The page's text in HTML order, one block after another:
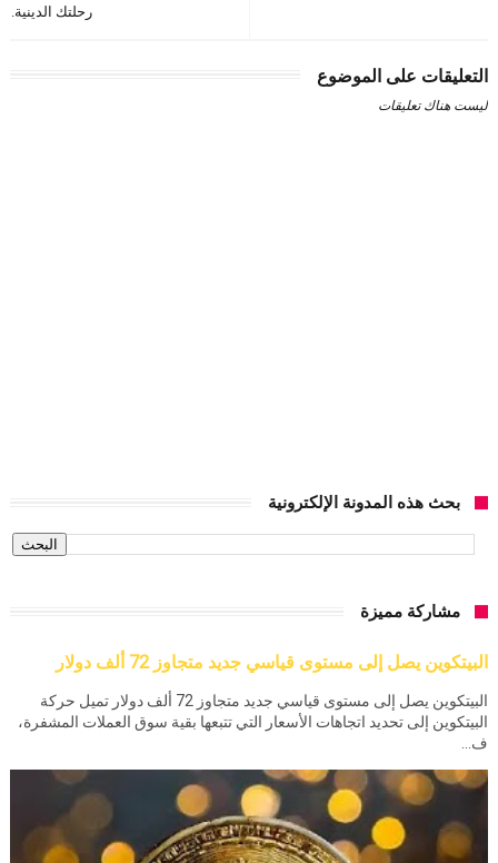
رحلتك الدينية.
التعليقات على الموضوع
ليست هناك تعليقات
بحث هذه المدونة الإلكترونية
مشاركة مميزة
البيتكوين يصل إلى مستوى قياسي جديد متجاوز 72 ألف دولار
البيتكوين يصل إلى مستوى قياسي جديد متجاوز 72 ألف دولار تميل حركة
البيتكوين إلى تحديد اتجاهات الأسعار التي تتبعها بقية سوق العملات المشفرة،
ف...